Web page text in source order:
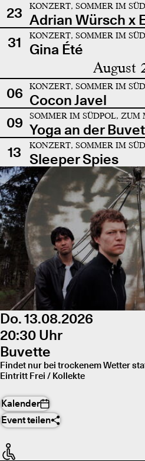
23
KONZERT, SOMMER IM
Adrian Würsch x
31
KONZERT, SOMMER IM
Gina Été
August
06 KONZERT, SOMMER IM
Cocon Javel
09
SOMMER IM SÜDPOL, ZUM
Yoga an der
13
KONZERT, SOMMER IM
Sleeper Spies
Do. 13.08.2026
20:30 Uhr
Buvette
Findet nur bei trockenem Wetter
Eintritt Frei / Kollekte
Kalender
Event teilen